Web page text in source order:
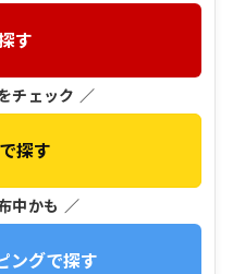
す
チェック ／
探す
中かも ／
ングで探す